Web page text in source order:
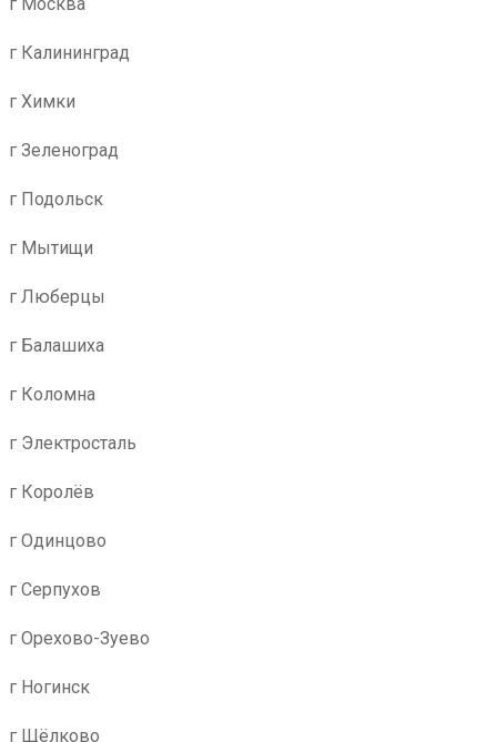
г Калининград
г Химки
г Зеленоград
г Подольск
г Мытищи
г Люберцы
г Балашиха
г Коломна
г Электросталь
г Королёв
г Одинцово
г Серпухов
г Орехово-Зуево
г Ногинск
г Щёлково